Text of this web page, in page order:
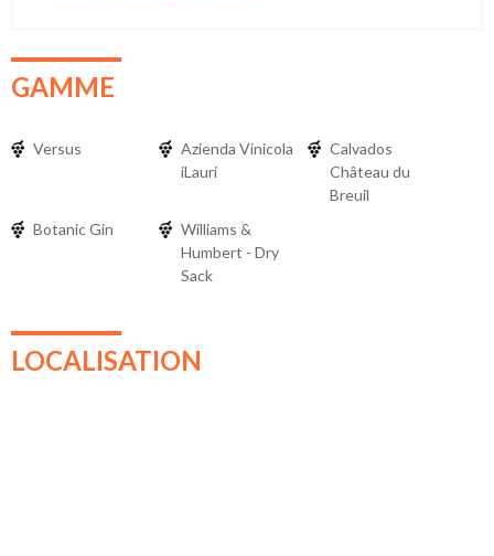
GAMME
Versus
Azienda Vinicola
iLauri
Calvados
Château du
Breuil
Botanic Gin
Williams &
Humbert - Dry
Sack
LOCALISATION